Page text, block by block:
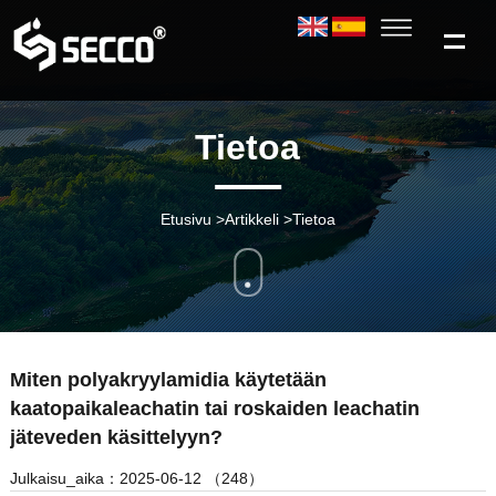
Tietoa
Etusivu >Artikkeli>Tietoa
Miten polyakryylamidia käytetään
kaatopaikaleachatin tai roskaiden leachatin
jäteveden käsittelyyn?
Julkaisu_aika：2025-06-12 （248）